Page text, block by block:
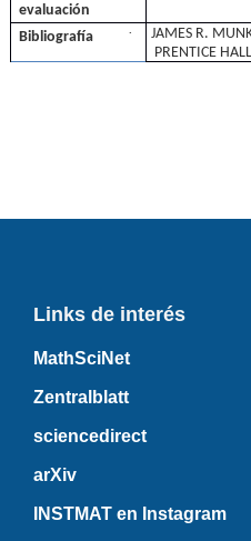
evaluación
Bibliografía
· JAMES R.
PRENTICE
Links de interés
MathSciNet
Zentralblatt
sciencedirect
arXiv
INSTMAT en Instagram